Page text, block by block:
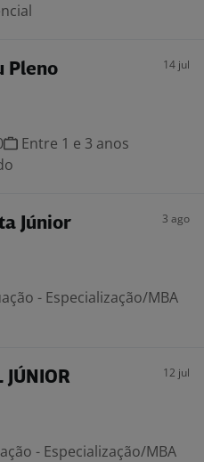
Pleno 14 jul
Entre 1 e 3 anos
Júnior 3 ago
- Especialização/MBA
12 jul
- Especialização/MBA